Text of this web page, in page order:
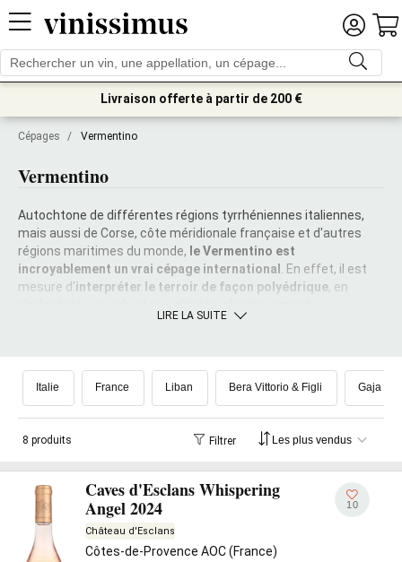
Livraison offerte à partir de 200 €
Cépages / Vermentino
Vermentino
Autochtone de différentes régions tyrrhéniennes italiennes,
mais aussi de Corse, côte méridionale française et d'autres
régions maritimes du monde, le Vermentino est
incroyablement un vrai cépage international
. En effet, il est
mesure d'interpréter le terroir de façon polyédrique, en
méditerranéens, à différents niveaux de richesse et
sont le
corps svelte, la fragrante mineralité et la bonne
sapidité
. Mais dans chaque Vermentino, il y a beaucoup plus.
LIRE LA SUITE
Italie France Liban Bera Vittorio & Figli Gaja -
8 produits Filtrer
Caves d'Esclans Whispering
Angel 2024
Château d'Esclans
Côtes-de-Provence AOC (France)
10